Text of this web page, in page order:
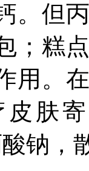
。但
；糕
用。
肤
酸钠